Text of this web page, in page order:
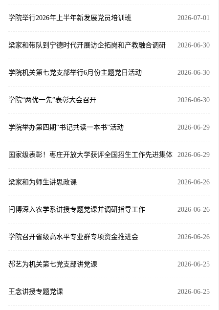
台剧决赛
2026-07-01
学院举行2026年上半年新发展党员培训班
2026-06-30
梁家和带队到宁德时代开展访企拓岗和产教融合调研
2026-06-30
学院机关第七党支部举行6月份主题党日活动
2026-06-30
学院“两优一先”表彰大会召开
2026-06-29
学院举办第四期“书记共读一本书”活动
2026-06-29
国家级表彰！枣庄开放大学获评全国招生工作先进集体
2026-06-26
梁家和为师生讲思政课
2026-06-26
闫博深入农学系讲授专题党课并调研指导工作
2026-06-26
学院召开省级高水平专业群专项资金推进会
2026-06-25
郝艺为机关第七党支部讲党课
2026-06-25
王念讲授专题党课